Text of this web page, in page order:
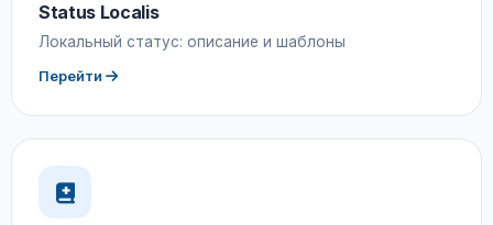
Status Localis
Локальный статус: описание и шаблоны
Перейти